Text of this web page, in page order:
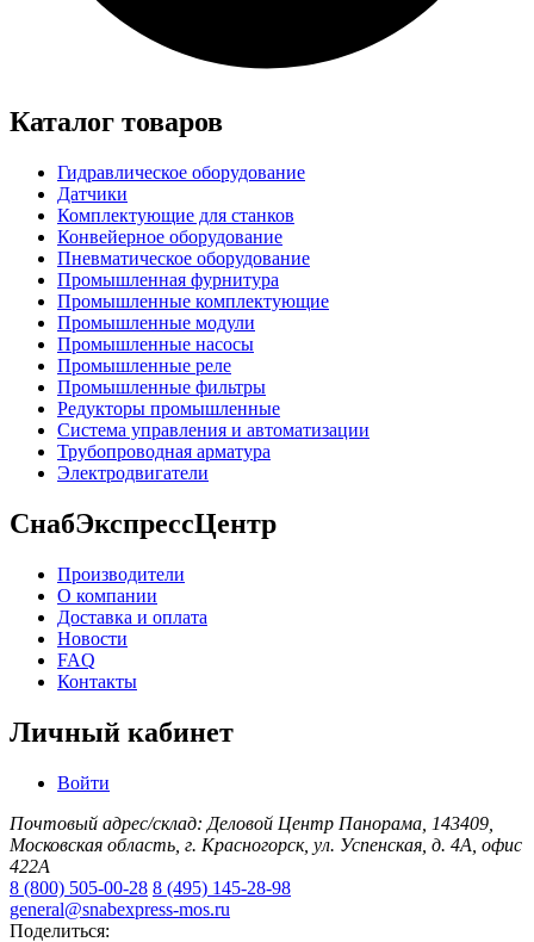
Каталог товаров
Гидравлическое оборудование
Датчики
Комплектующие для станков
Конвейерное оборудование
Пневматическое оборудование
Промышленная фурнитура
Промышленные комплектующие
Промышленные модули
Промышленные насосы
Промышленные реле
Промышленные фильтры
Редукторы промышленные
Система управления и автоматизации
Трубопроводная арматура
Электродвигатели
СнабЭкспрессЦентр
Производители
О компании
Доставка и оплата
Новости
FAQ
Контакты
Личный кабинет
Войти
Почтовый адрес/склад: Деловой Центр Панорама, 143409,
Московская область, г. Красногорск, ул. Успенская, д. 4А, офис
422А
8 (800) 505-00-28 8 (495) 145-28-98
general@snabexpress-mos.ru
Поделиться: